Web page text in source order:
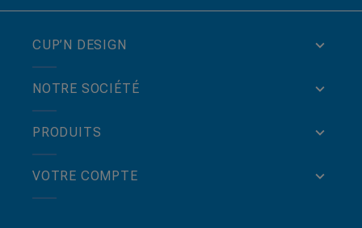
CUP’N DESIGN
NOTRE SOCIÉTÉ
PRODUITS
VOTRE COMPTE